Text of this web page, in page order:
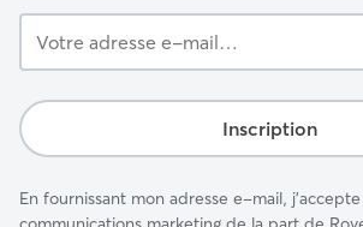
adresse
mail…
Inscription
En fournissant mon adresse e-mail,